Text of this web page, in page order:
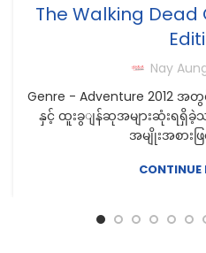
The Walking
Nay
Genre - Adventure 2012 အ
နှင့် ထူးခွျန်ဆုအများဆုံးရရှိခဲ့
အမျိုးအစားဖ
CONTINUE